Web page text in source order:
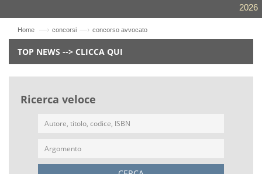
2026
Home —› concorsi —› concorso avvocato
TOP NEWS --> CLICCA QUI
Ricerca veloce